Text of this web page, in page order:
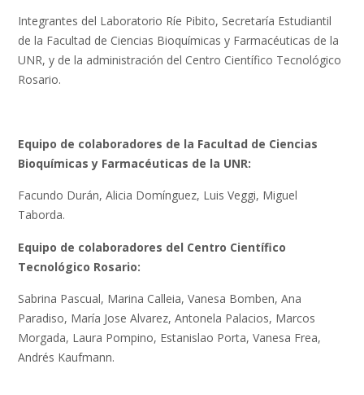
Integrantes del Laboratorio Ríe Pibito, Secretaría Estudiantil
de la Facultad de Ciencias Bioquímicas y Farmacéuticas de la
UNR, y de la administración del Centro Científico Tecnológico
Rosario.
Equipo de colaboradores de la Facultad de Ciencias
Bioquímicas y Farmacéuticas de la UNR:
Facundo Durán, Alicia Domínguez, Luis Veggi, Miguel
Taborda.
Equipo de colaboradores del Centro Científico
Tecnológico Rosario:
Sabrina Pascual, Marina Calleia, Vanesa Bomben, Ana
Paradiso, María Jose Alvarez, Antonela Palacios, Marcos
Morgada, Laura Pompino, Estanislao Porta, Vanesa Frea,
Andrés Kaufmann.